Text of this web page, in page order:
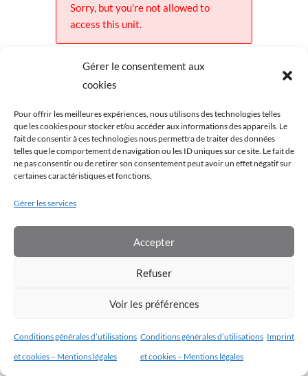
Gérer le consentement aux
cookies
Pour offrir les meilleures expériences, nous utilisons des technologies telles
que les cookies pour stocker et/ou accéder aux informations des appareils. Le
fait de consentir à ces technologies nous permettra de traiter des données
telles que le comportement de navigation ou les ID uniques sur ce site. Le fait de
ne pas consentir ou de retirer son consentement peut avoir un effet négatif sur
certaines caractéristiques et fonctions.
Gérer les services
Accepter
Refuser
Voir les préférences
Conditions générales d’utilisations
et cookies – Mentions légales
Conditions générales d’utilisations
et cookies – Mentions légales
Imprint
Sorry, but you're not allowed to
access this unit.
Copyrights © 2022 – École Cybèle. Tous droits de traduction, de
reproduction et d’adaptation réservés.